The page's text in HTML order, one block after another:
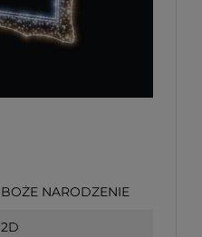
BOŻE NARODZENIE
2D